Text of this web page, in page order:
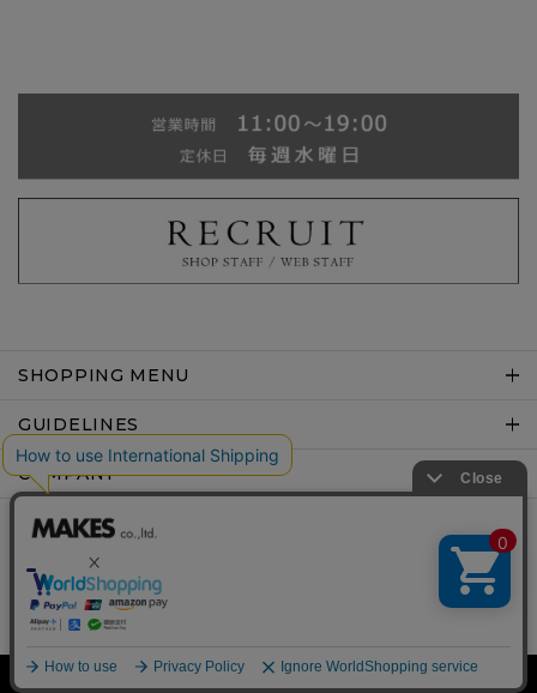
SHOPPING MENU
GUIDELINES
COMPANY
Copyright © MAKES co.,ltd .All rights reserved